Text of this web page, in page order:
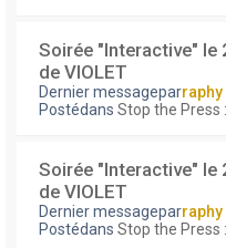
Soirée "Interactive" le
de VIOLET
Dernier messageparraphy
Postédans Stop the Press
Soirée "Interactive" le
de VIOLET
Dernier messageparraphy
Postédans Stop the Press